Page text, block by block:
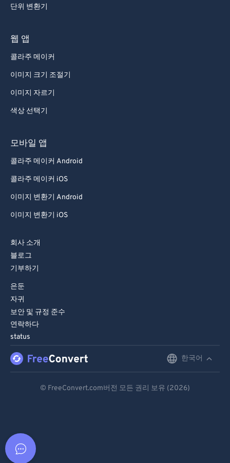
단위 변환기
웹 앱
콜라주 메이커
이미지 크기 조절기
이미지 자르기
색상 선택기
모바일 앱
콜라주 메이커 Android
콜라주 메이커 iOS
이미지 변환기 Android
이미지 변환기 iOS
회사 소개
블로그
기부하기
은둔
자귀
보안 및 규정 준수
연락하다
status
한국어
© FreeConvert.com버전 모든 권리 보유 (2026)